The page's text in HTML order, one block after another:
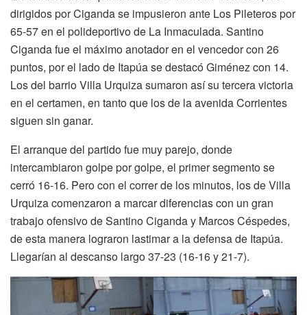
dirigidos por Ciganda se impusieron ante Los Pileteros por
65-57 en el polideportivo de La Inmaculada. Santino
Ciganda fue el máximo anotador en el vencedor con 26
puntos, por el lado de Itapúa se destacó Giménez con 14.
Los del barrio Villa Urquiza sumaron así su tercera victoria
en el certamen, en tanto que los de la avenida Corrientes
siguen sin ganar.
El arranque del partido fue muy parejo, donde
intercambiaron golpe por golpe, el primer segmento se
cerró 16-16. Pero con el correr de los minutos, los de Villa
Urquiza comenzaron a marcar diferencias con un gran
trabajo ofensivo de Santino Ciganda y Marcos Céspedes,
de esta manera lograron lastimar a la defensa de Itapúa.
Llegarían al descanso largo 37-23 (16-16 y 21-7).